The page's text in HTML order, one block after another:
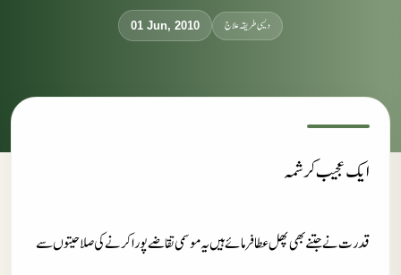
01 Jun, 2010 دیسی طریقہ علاج
ایک عجیب کرشمہ
قدرت نے جتنے بھی پھل عطا فرمائے ہیں یہ موسمی تقاضے پورا کرنے کی صلاحیتوں سے